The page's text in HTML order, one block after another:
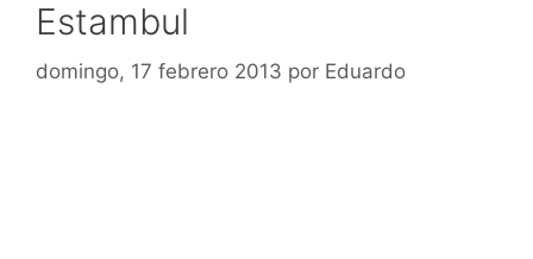
Estambul
domingo, 17 febrero 2013 por Eduardo